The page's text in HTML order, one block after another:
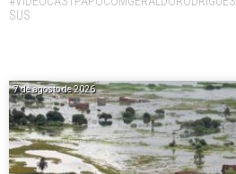
SUS
7 de agosto de 2026